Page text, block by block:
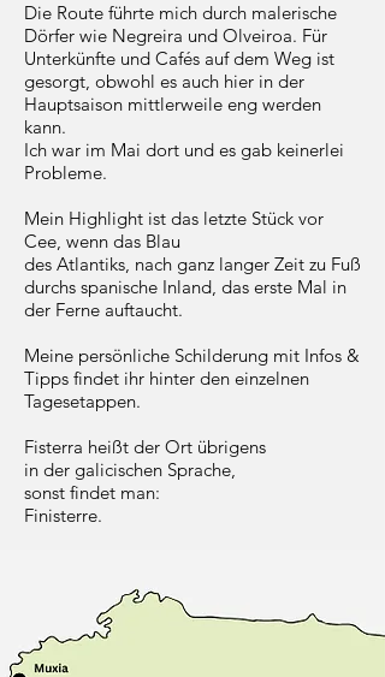
Die Route führte mich durch malerische
Dörfer wie Negreira und Olveiroa. Für
Unterkünfte und Cafés auf dem Weg ist
gesorgt, obwohl es auch hier in der
Hauptsaison mittlerweile eng werden
kann.
Ich war im Mai dort und es gab keinerlei
Probleme.
Mein Highlight ist das letzte Stück vor
Cee, wenn das Blau
des Atlantiks, nach ganz langer Zeit zu Fuß
durchs spanische Inland, das erste Mal in
der Ferne auftaucht.
Meine persönliche Schilderung mit Infos &
Tipps findet ihr hinter den einzelnen
Tagesetappen.
Fisterra heißt der Ort übrigens
in der galicischen Sprache,
sonst findet man:
Finisterre.